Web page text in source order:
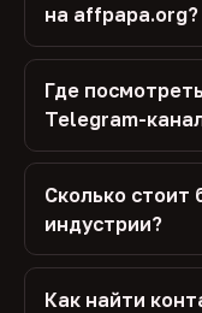
на affpapa.org?
Где
Telegram-
Сколько стоит
индустрии?
Как найти